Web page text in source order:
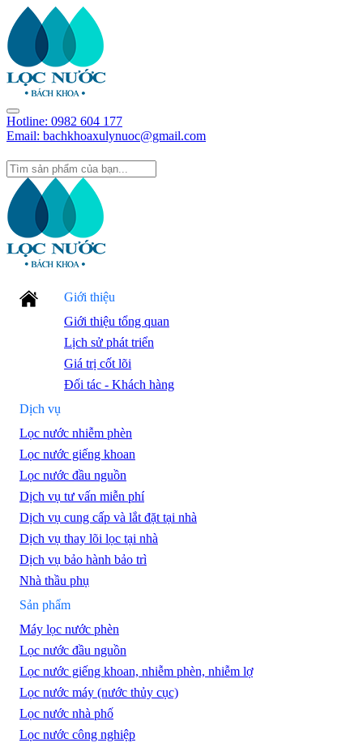
Hotline: 0982 604 177
Email: bachkhoaxulynuoc@gmail.com
Giới thiệu
Giới thiệu tổng quan
Lịch sử phát triển
Giá trị cốt lõi
Đối tác - Khách hàng
Dịch vụ
Lọc nước nhiễm phèn
Lọc nước giếng khoan
Lọc nước đầu nguồn
Dịch vụ tư vấn miễn phí
Dịch vụ cung cấp và lắt đặt tại nhà
Dịch vụ thay lõi lọc tại nhà
Dịch vụ bảo hành bảo trì
Nhà thầu phụ
Sản phẩm
Máy lọc nước phèn
Lọc nước đầu nguồn
Lọc nước giếng khoan, nhiễm phèn, nhiễm lợ
Lọc nước máy (nước thủy cục)
Lọc nước nhà phố
Lọc nước công nghiệp